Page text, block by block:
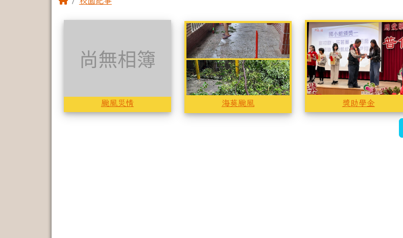
相簿列表 尚無相簿
颱風災情
海葵颱風
海葵颱風
海葵颱風 獎助學金